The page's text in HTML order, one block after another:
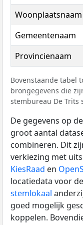
Woonplaatsnaam
Gemeentenaam
Provincienaam
Bovenstaande tabel
brongegevens die
stembureau De Trits
De gegevens op
groot aantal
combineren. Dit
verkiezing met
KiesRaad en
locatiedata voor
stemlokaal
goed mogelijk
koppelen.